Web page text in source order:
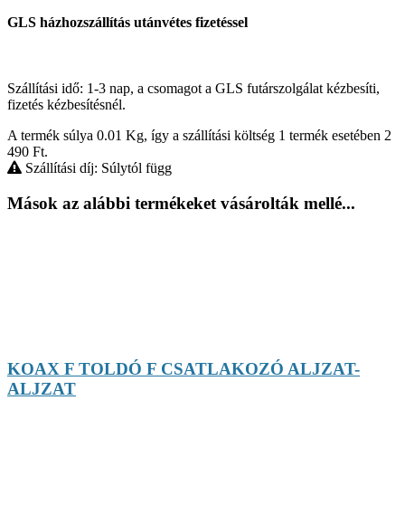
GLS házhozszállítás utánvétes fizetéssel
Szállítási idő: 1-3 nap, a csomagot a GLS futárszolgálat kézbesíti,
fizetés kézbesítésnél.
A termék súlya 0.01 Kg, így a szállítási költség 1 termék esetében 2
490 Ft.
Szállítási díj: Súlytól függ
Mások az alábbi termékeket vásárolták mellé...
KOAX F TOLDÓ F CSATLAKOZÓ ALJZAT-
ALJZAT